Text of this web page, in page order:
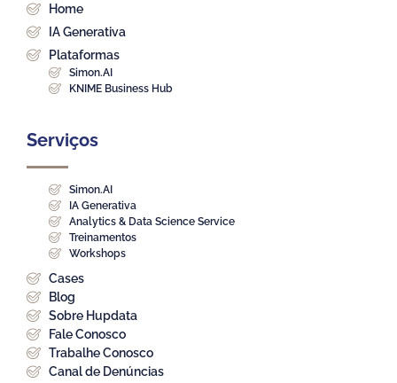
Home
IA Generativa
Plataformas
Simon.AI
KNIME Business Hub
Serviços
Simon.AI
IA Generativa
Analytics & Data Science Service
Treinamentos
Workshops
Cases
Blog
Sobre Hupdata
Fale Conosco
Trabalhe Conosco
Canal de Denúncias